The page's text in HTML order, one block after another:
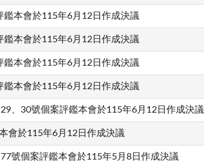
本會於115年6月12日作成決議
本會於115年6月12日作成決議
本會於115年6月12日作成決議
本會於115年6月12日作成決議
、30號個案評鑑本會於115年6月12日作成決議
會於115年6月12日作成決議
號個案評鑑本會於115年5月8日作成決議